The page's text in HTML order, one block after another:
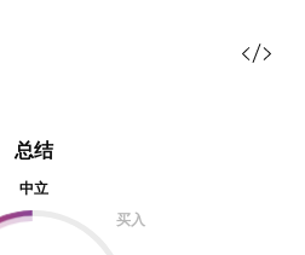
总结
中立
买入